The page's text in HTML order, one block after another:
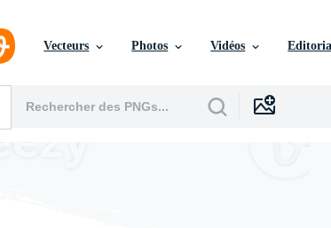
Vecteurs Photos Vidéos